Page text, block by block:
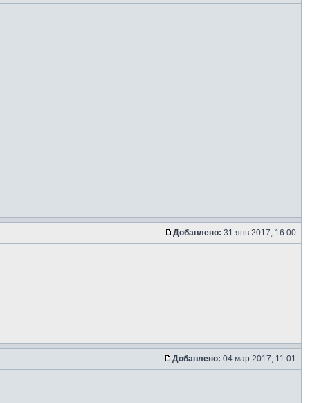
Добавлено: 31 янв 2017, 16:00
Добавлено: 04 мар 2017, 11:01